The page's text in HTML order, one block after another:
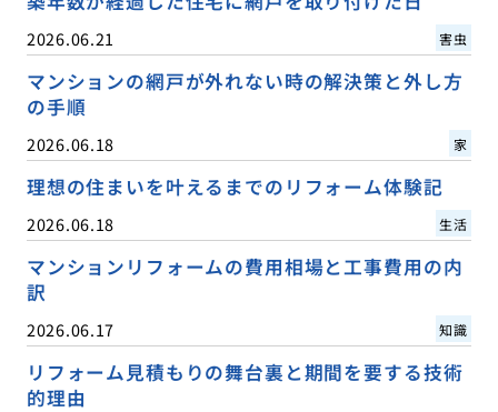
2026.06.21 害虫
マンションの網戸が外れない時の解決策と外し方
の手順
2026.06.18 家
理想の住まいを叶えるまでのリフォーム体験記
2026.06.18 生活
マンションリフォームの費用相場と工事費用の内
訳
2026.06.17 知識
リフォーム見積もりの舞台裏と期間を要する技術
的理由